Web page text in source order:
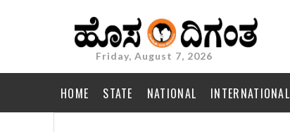
Friday, August 7, 2026
HOME STATE NATIONAL INTERNATIONAL